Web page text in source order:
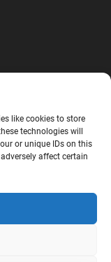
like cookies to store
technologies will
or unique IDs on this
affect certain